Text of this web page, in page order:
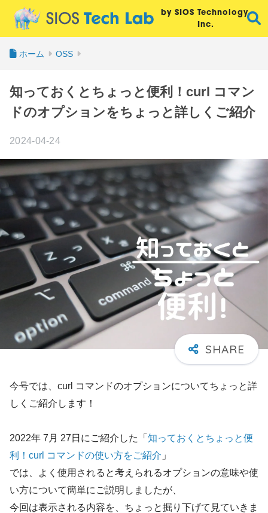
by SIOS Technology,
Inc.
ホーム OSS
知っておくとちょっと便利！curl コマン
ドのオプションをちょっと詳しくご紹介
2024-04-24
今号では、curl コマンドのオプションについてちょっと詳
しくご紹介します！
2022年 7月 27日にご紹介した「 知っておくとちょっと便
利！curl コマンドの使い方をご紹介 」
では、よく使用されると考えられるオプションの意味や使
い方について簡単にご説明しましたが、
今回は表示される内容を、ちょっと掘り下げて見ていきま